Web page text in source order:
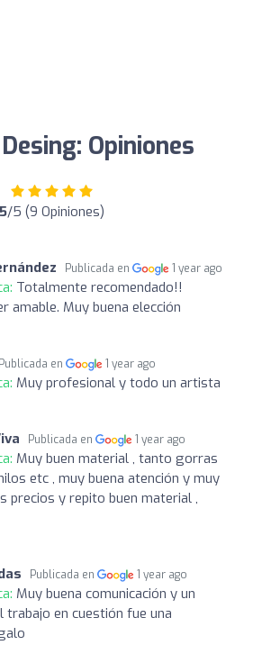
Opiniones
5/5 (9 Opiniones)
Publicada en 1 year ago
Totalmente recomendado!!
amable. Muy buena elección
Publicada en 1 year ago
Muy profesional y todo un artista
Publicada en 1 year ago
Muy buen material , tanto gorras
etc , muy buena atención y muy
precios y repito buen material ,
Publicada en 1 year ago
Muy buena comunicación y un
en cuestión fue una